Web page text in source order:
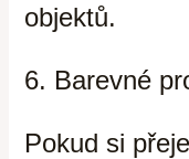
objektů.
6. Barevné
Pokud si